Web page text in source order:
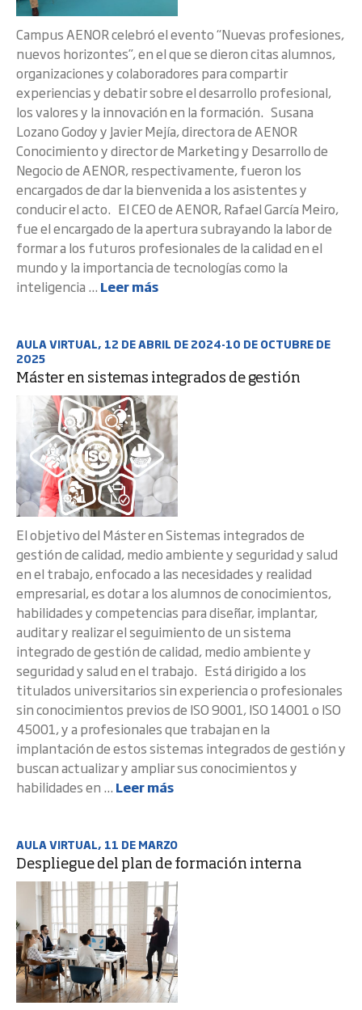
Campus AENOR celebró el evento “Nuevas profesiones,
nuevos horizontes”, en el que se dieron citas alumnos,
organizaciones y colaboradores para compartir
experiencias y debatir sobre el desarrollo profesional,
los valores y la innovación en la formación. Susana
Lozano Godoy y Javier Mejía, directora de AENOR
Conocimiento y director de Marketing y Desarrollo de
Negocio de AENOR, respectivamente, fueron los
encargados de dar la bienvenida a los asistentes y
conducir el acto. El CEO de AENOR, Rafael García Meiro,
fue el encargado de la apertura subrayando la labor de
formar a los futuros profesionales de la calidad en el
mundo y la importancia de tecnologías como la
inteligencia ... Leer más
AULA VIRTUAL, 12 DE ABRIL DE 2024-10 DE OCTUBRE DE
2025
Máster en sistemas integrados de gestión
El objetivo del Máster en Sistemas integrados de
gestión de calidad, medio ambiente y seguridad y salud
en el trabajo, enfocado a las necesidades y realidad
empresarial, es dotar a los alumnos de conocimientos,
habilidades y competencias para diseñar, implantar,
auditar y realizar el seguimiento de un sistema
integrado de gestión de calidad, medio ambiente y
seguridad y salud en el trabajo. Está dirigido a los
titulados universitarios sin experiencia o profesionales
sin conocimientos previos de ISO 9001, ISO 14001 o ISO
45001, y a profesionales que trabajan en la
implantación de estos sistemas integrados de gestión y
buscan actualizar y ampliar sus conocimientos y
habilidades en ... Leer más
AULA VIRTUAL, 11 DE MARZO
Despliegue del plan de formación interna